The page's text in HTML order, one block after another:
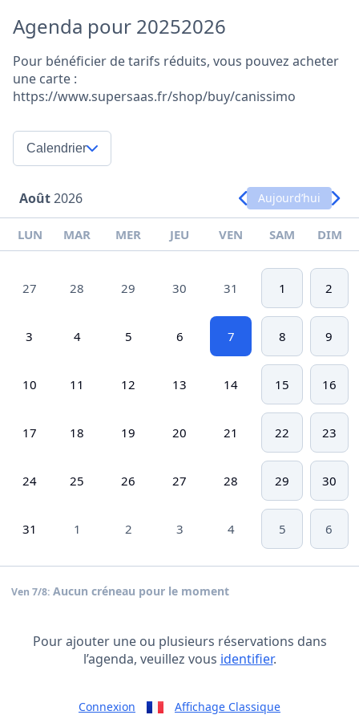
Agenda pour 20252026
Pour bénéficier de tarifs réduits, vous pouvez acheter
une carte :
https://www.supersaas.fr/shop/buy/canissimo
Calendrier
Août2026 Aujourd’hui
LUN MAR MER JEU VEN SAM DIM
27 28 29 30 31 1 2
3 4 5 6 7 8 9
10 11 12 13 14 15 16
17 18 19 20 21 22 23
24 25 26 27 28 29 30
31 1 2 3 4 5 6
Ven 7/8: Aucun créneau pour le moment
Pour ajouter une ou plusieurs réservations dans
l’agenda, veuillez vous identifier.
Connexion Affichage Classique